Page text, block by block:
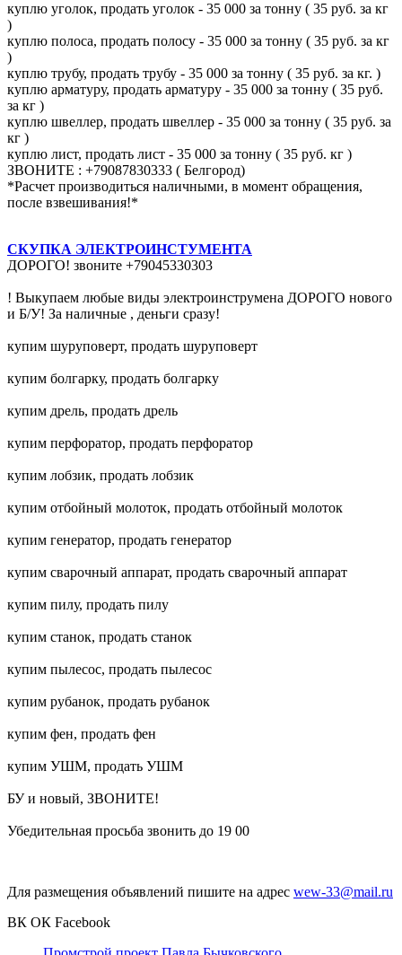
куплю уголок, продать уголок - 35 000 за тонну ( 35 руб. за кг
)
куплю полоса, продать полосу - 35 000 за тонну ( 35 руб. за кг
)
куплю трубу, продать трубу - 35 000 за тонну ( 35 руб. за кг. )
куплю арматуру, продать арматуру - 35 000 за тонну ( 35 руб.
за кг )
куплю швеллер, продать швеллер - 35 000 за тонну ( 35 руб. за
кг )
куплю лист, продать лист - 35 000 за тонну ( 35 руб. кг )
ЗВОНИТЕ : +79087830333 ( Белгород)
*Расчет производиться наличными, в момент обращения,
после взвешивания!*
СКУПКА ЭЛЕКТРОИНСТУМЕНТА
ДОРОГО! звоните +79045330303
! Выкупаем любые виды электроинструмена ДОРОГО нового
и Б/У! За наличные , деньги сразу!
купим шуруповерт, продать шуруповерт
купим болгарку, продать болгарку
купим дрель, продать дрель
купим перфоратор, продать перфоратор
купим лобзик, продать лобзик
купим отбойный молоток, продать отбойный молоток
купим генератор, продать генератор
купим сварочный аппарат, продать сварочный аппарат
купим пилу, продать пилу
купим станок, продать станок
купим пылесос, продать пылесос
купим рубанок, продать рубанок
купим фен, продать фен
купим УШМ, продать УШМ
БУ и новый, ЗВОНИТЕ!
Убедительная просьба звонить до 19 00
Для размещения объявлений пишите на адрес wew-33@mail.ru
ВК ОК Facebook